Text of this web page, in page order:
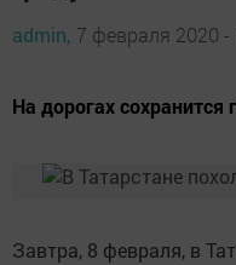
admin, 7 февраля 2020 -
На дорогах сохранится
Завтра, 8 февраля, в